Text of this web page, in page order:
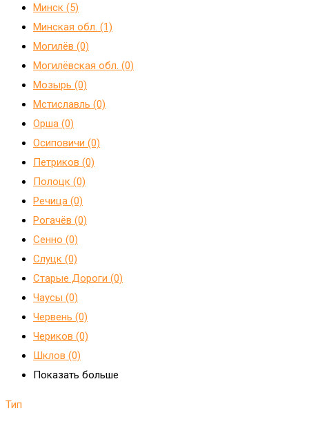
Минск (5)
Минская обл. (1)
Могилёв (0)
Могилёвская обл. (0)
Мозырь (0)
Мстиславль (0)
Орша (0)
Осиповичи (0)
Петриков (0)
Полоцк (0)
Речица (0)
Рогачёв (0)
Сенно (0)
Слуцк (0)
Старые Дороги (0)
Чаусы (0)
Червень (0)
Чериков (0)
Шклов (0)
Показать больше
Тип